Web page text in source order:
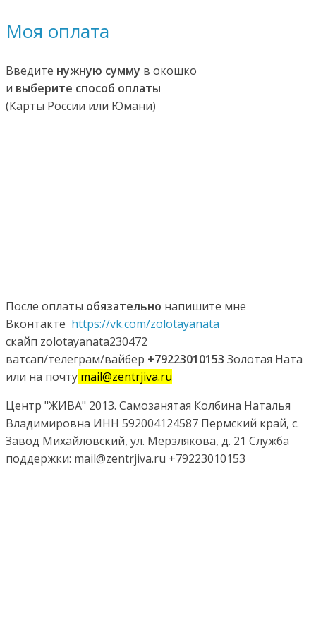
Моя оплата
Введите нужную сумму в окошко
и выберите способ оплаты
(Карты России или Юмани)
После оплаты обязательно напишите мне
Вконтакте https://vk.com/zolotayanata
скайп zolotayanata230472
ватсап/телеграм/вайбер +79223010153 Золотая Ната
или на почту mail@zentrjiva.ru
Центр "ЖИВА" 2013. Самозанятая Колбина Наталья
Владимировна ИНН 592004124587 Пермский край, с.
Завод Михайловский, ул. Мерзлякова, д. 21 Служба
поддержки: mail@zentrjiva.ru +79223010153